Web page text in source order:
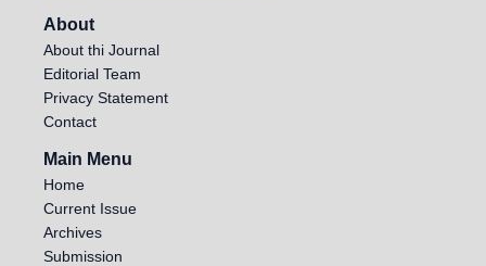
About
About thi Journal
Editorial Team
Privacy Statement
Contact
Main Menu
Home
Current Issue
Archives
Submission